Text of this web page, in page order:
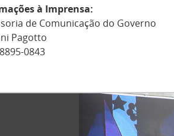
à Imprensa:
de Comunicação do Governo
Pagotto
0843